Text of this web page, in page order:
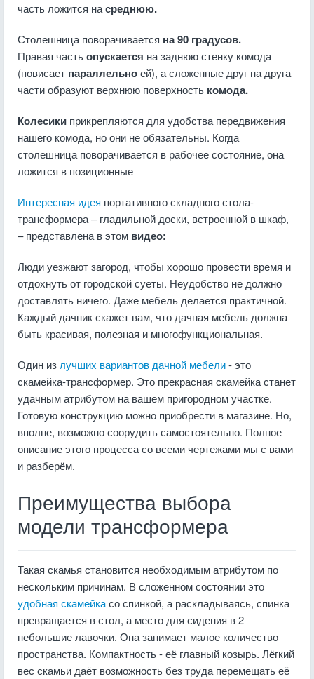
часть ложится насреднюю.
Столешница поворачивается на 90 градусов.
Правая частьопускается на заднюю стенку комода
(повисает параллельноей), а сложенные друг на друга
части образуют верхнюю поверхность комода.
Колесики прикрепляются для удобства передвижения
нашего комода, но они не обязательны. Когда
столешница поворачивается в рабочее состояние, она
ложится в позиционные
Интересная идея портативного складного стола-
трансформера – гладильной доски, встроенной в шкаф,
– представлена в этом видео:
Люди уезжают загород, чтобы хорошо провести время и
отдохнуть от городской суеты. Неудобство не должно
доставлять ничего. Даже мебель делается практичной.
Каждый дачник скажет вам, что дачная мебель должна
быть красивая, полезная и многофункциональная.
Один из лучших вариантов дачной мебели- это
скамейка-трансформер. Это прекрасная скамейка станет
удачным атрибутом на вашем пригородном участке.
Готовую конструкцию можно приобрести в магазине. Но,
вполне, возможно соорудить самостоятельно. Полное
описание этого процесса со всеми чертежами мы с вами
и разберём.
Преимущества выбора
модели трансформера
Такая скамья становится необходимым атрибутом по
нескольким причинам. В сложенном состоянии это
удобная скамейкасо спинкой, а раскладываясь, спинка
превращается в стол, а место для сидения в 2
небольшие лавочки. Она занимает малое количество
пространства. Компактность - её главный козырь. Лёгкий
вес скамьи даёт возможность без труда перемещать её